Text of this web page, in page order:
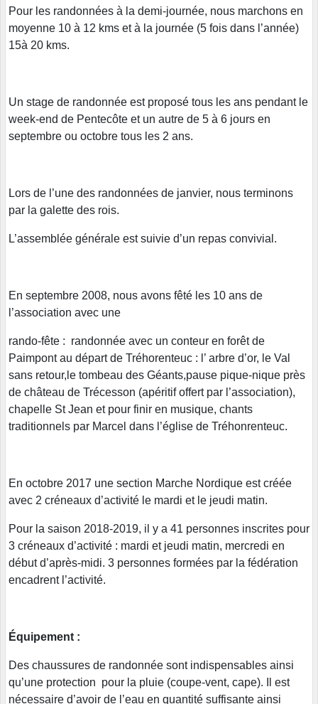
Pour les randonnées à la demi-journée, nous marchons en
moyenne 10 à 12 kms et à la journée (5 fois dans l’année)
15à 20 kms.
Un stage de randonnée est proposé tous les ans pendant le
week-end de Pentecôte et un autre de 5 à 6 jours en
septembre ou octobre tous les 2 ans.
Lors de l’une des randonnées de janvier, nous terminons
par la galette des rois.
L’assemblée générale est suivie d’un repas convivial.
En septembre 2008, nous avons fêté les 10 ans de
l’association avec une
rando-fête : randonnée avec un conteur en forêt de
Paimpont au départ de Tréhorenteuc : l’ arbre d’or, le Val
sans retour,le tombeau des Géants,pause pique-nique près
de château de Trécesson (apéritif offert par l’association),
chapelle St Jean et pour finir en musique, chants
traditionnels par Marcel dans l’église de Tréhonrenteuc.
En octobre 2017 une section Marche Nordique est créée
avec 2 créneaux d’activité le mardi et le jeudi matin.
Pour la saison 2018-2019, il y a 41 personnes inscrites pour
3 créneaux d’activité : mardi et jeudi matin, mercredi en
début d’après-midi. 3 personnes formées par la fédération
encadrent l’activité.
Équipement :
Des chaussures de randonnée sont indispensables ainsi
qu’une protection pour la pluie (coupe-vent, cape). Il est
nécessaire d’avoir de l’eau en quantité suffisante ainsi